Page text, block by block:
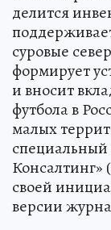
делится
суровые
формирует
и вносит
футбола в
малых
специальный
своей
версии